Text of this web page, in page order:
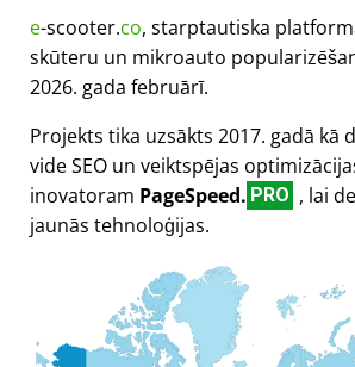
e-scooter.co, starptautiska
skūteru un mikroauto
2026. gada februārī.
Projekts tika uzsākts 2017. gadā kā
vide SEO un veiktspējas
inovatoram PageSpeed. PRO , lai
jaunās tehnoloģijas.